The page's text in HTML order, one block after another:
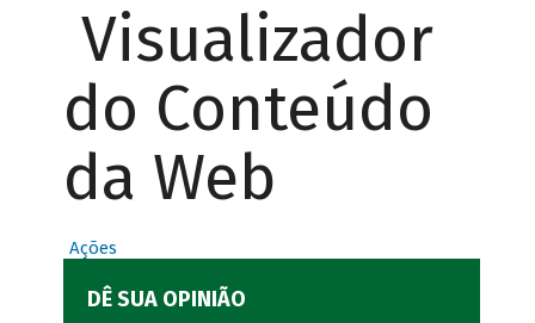
Visualizador
do Conteúdo
da Web
Ações
DÊ SUA OPINIÃO